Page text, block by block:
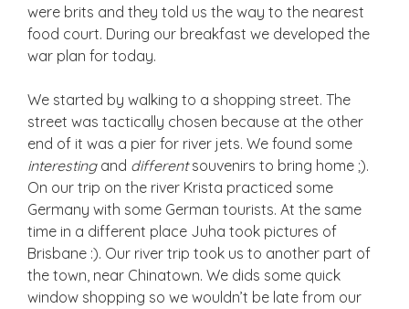
were brits and they told us the way to the nearest
food court. During our breakfast we developed the
war plan for today.
We started by walking to a shopping street. The
street was tactically chosen because at the other
end of it was a pier for river jets. We found some
interestingand differentsouvenirs to bring home ;).
On our trip on the river Krista practiced some
Germany with some German tourists. At the same
time in a different place Juha took pictures of
Brisbane :). Our river trip took us to another part of
the town, near Chinatown. We dids some quick
window shopping so we wouldn’t be late from our